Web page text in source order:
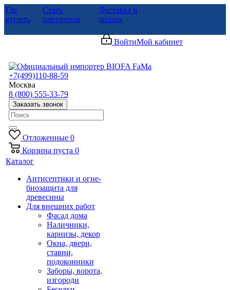
Где
купить
Стать
партнером
Доставка и
оплата
ВойтиМой кабинет
+7(499)110-88-59
Москва
8 (800) 555-33-79
Заказать звонок
Отложенные 0
Корзина пуста 0
Каталог
Антисептики и огне-
биозащита для
древесины
Для внешних работ
Фасад дома
Наличники,
карнизы, декор
Окна, двери,
ставни,
подоконники
Заборы, ворота,
изгороди